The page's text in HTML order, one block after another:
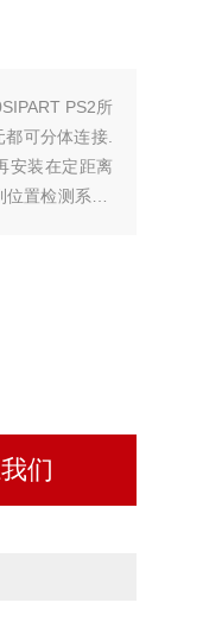
PS2所
可分体连接.
安装在定距离
置检测系统,
们